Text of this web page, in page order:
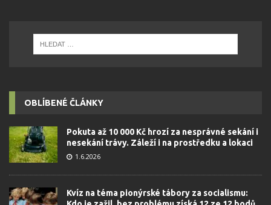
OBLÍBENÉ ČLÁNKY
Pokuta až 10 000 Kč hrozí za nesprávné sekání i
nesekání trávy. Záleží i na prostředku a lokaci
1.6.2026
Kvíz na téma pionýrské tábory za socialismu: